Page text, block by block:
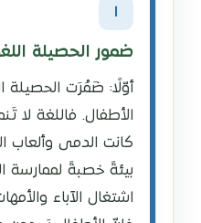
١
ضمور الحصيلة
أوّلًا: ضَمُرَت الحصيلة
الأطفال. فاللغة لا
كانت الدمى وألعاب
بيئةً خصبةً لممارسة
اشتغال الآباء